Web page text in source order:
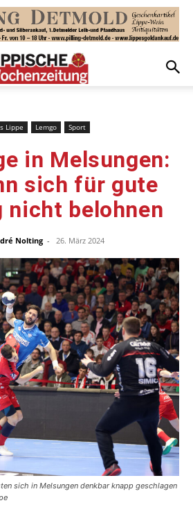
Lippe Lemgo Sport
in Melsungen:
sich für gute
nicht belohnen
Nolting - 26. März 2024
sich in Melsungen denkbar knapp geschlagen